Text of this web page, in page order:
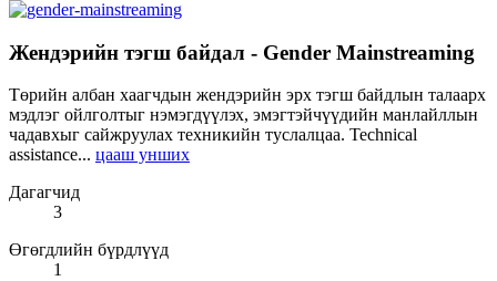
Жендэрийн тэгш байдал - Gender Mainstreaming
Төрийн албан хаагчдын жендэрийн эрх тэгш байдлын талаарх
мэдлэг ойлголтыг нэмэгдүүлэх, эмэгтэйчүүдийн манлайллын
чадавхыг сайжруулах техникийн туслалцаа. Technical
assistance... цааш унших
Дагагчид
3
Өгөгдлийн бүрдлүүд
1